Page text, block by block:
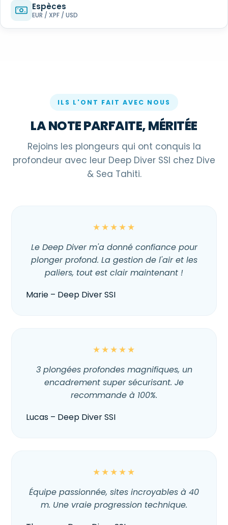
Espèces
EUR / XPF / USD
ILS L'ONT FAIT AVEC NOUS
LA NOTE PARFAITE, MÉRITÉE
Rejoins les plongeurs qui ont conquis la
profondeur avec leur Deep Diver SSI chez Dive
& Sea Tahiti.
★★★★★
Le Deep Diver m'a donné confiance pour
plonger profond. La gestion de l'air et les
paliers, tout est clair maintenant !
Marie – Deep Diver SSI
★★★★★
3 plongées profondes magnifiques, un
encadrement super sécurisant. Je
recommande à 100%.
Lucas – Deep Diver SSI
★★★★★
Équipe passionnée, sites incroyables à 40
m. Une vraie progression technique.